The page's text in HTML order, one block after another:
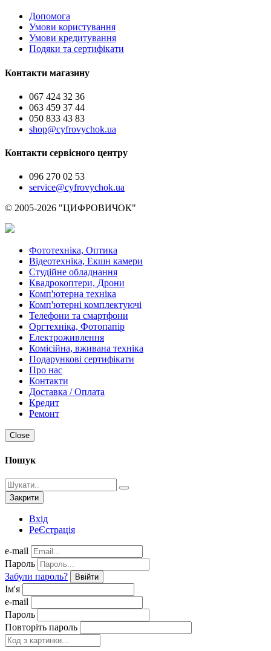
Допомога
Умови користування
Умови кредитування
Подяки та сертифікати
Контакти магазину
067 424 32 36
063 459 37 44
050 833 43 83
shop@cyfrovychok.ua
Контакти сервісного центру
096 270 02 53
service@cyfrovychok.ua
© 2005-2026 "ЦИФРОВИЧОК"
Фототехніка, Оптика
Відеотехніка, Екшн камери
Студійне обладнання
Квадрокоптери, Дрони
Комп'ютерна техніка
Комп'ютерні комплектуючі
Телефони та смартфони
Оргтехніка, Фотопапір
Електроживлення
Комісійна, вживана техніка
Подарункові сертифікати
Про нас
Контакти
Доставка / Оплата
Кредит
Ремонт
Close
Пошук
Закрити
Вхід
РеЄстрація
e-mail
Пароль
Забули пароль?
Ввійти
Ім'я
e-mail
Пароль
Повторіть пароль